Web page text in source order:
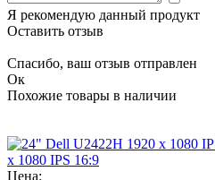
Я рекомендую данный продукт
Оставить отзыв
Спасибо, ваш отзыв отправлен
Ок
Похожие товары в наличии
x 1080 IPS 16:9
Цена: